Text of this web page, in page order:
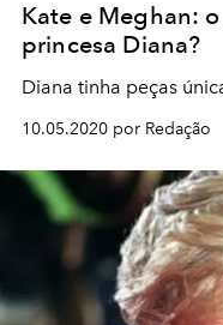
Kate e Meghan:
princesa Diana?
Diana tinha peças
10.05.2020 por Redação